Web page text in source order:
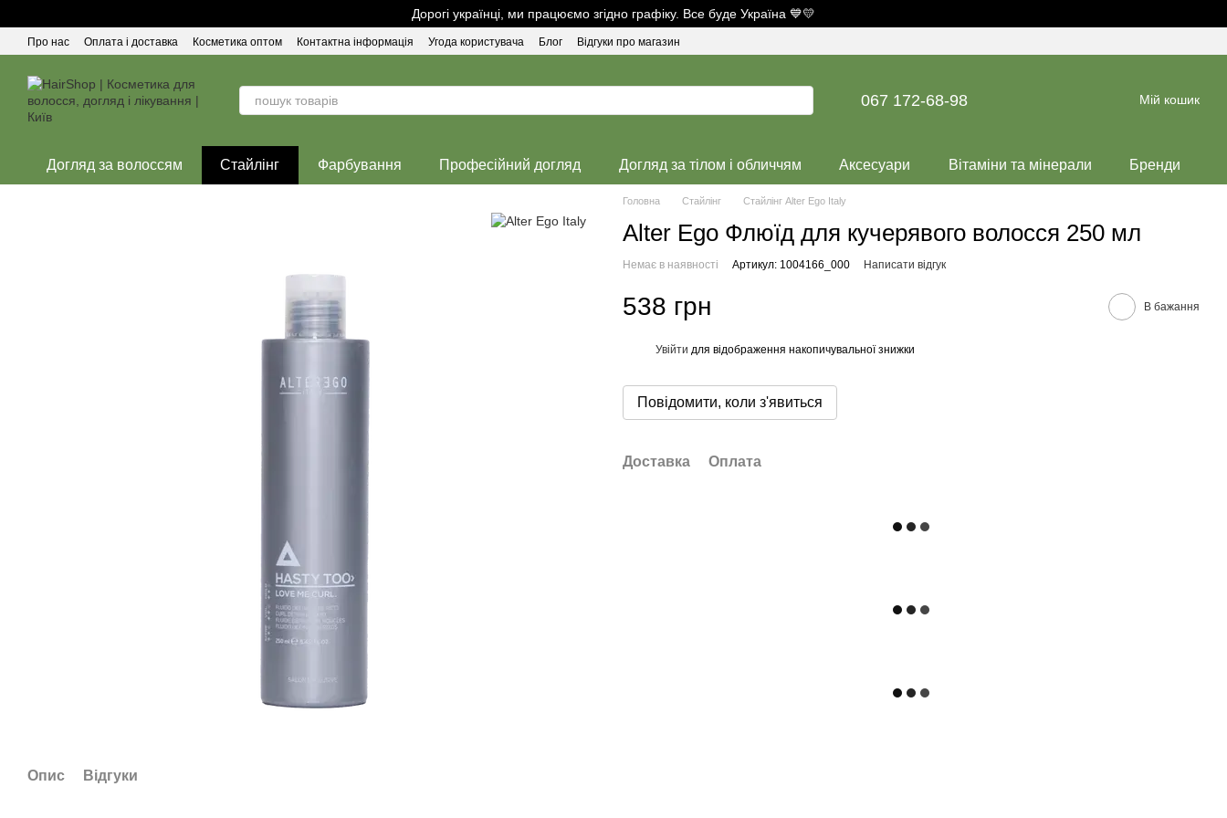
Дорогі українці, ми працюємо згідно графіку. Все буде Україна 💙💛
Про нас Оплата і доставка Косметика оптом Контактна інформація Угода користувача Блог Відгуки про магазин
067 172-68-98 Мій кошик
Догляд за волоссям Стайлінг Фарбування Професійний догляд Догляд за тілом і обличчям Аксесуари Вітаміни та мінерали Бренди
Опис Відгуки
Головна Стайлінг Стайлінг Alter Ego Italy
Аlter Ego Флюїд для кучерявого волосся 250 мл
Немає в наявності Артикул: 1004166_000 Написати відгук
538 грн В бажання
Увійти для відображення накопичувальної знижки
Повідомити, коли з'явиться
Доставка Оплата